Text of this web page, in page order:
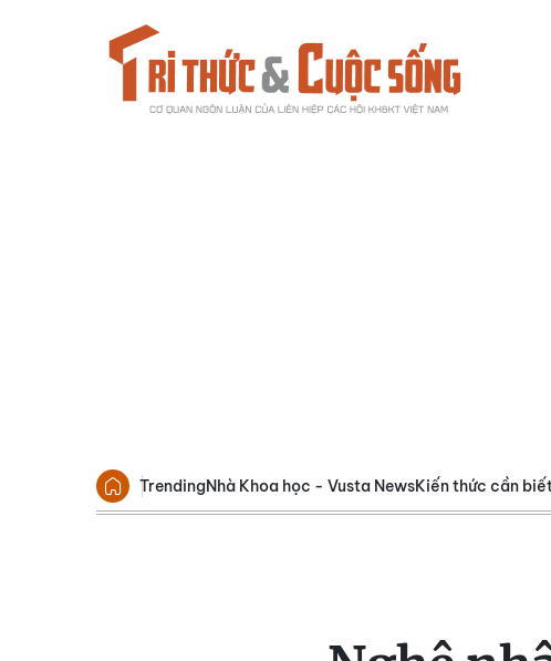
TrendingNhà Khoa học - Vusta NewsKiến thức cần